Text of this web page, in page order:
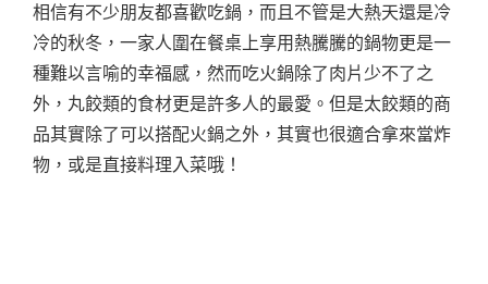
相信有不少朋友都喜歡吃鍋，而且不管是大熱天還是冷
冷的秋冬，一家人圍在餐桌上享用熱騰騰的鍋物更是一
種難以言喻的幸福感，然而吃火鍋除了肉片少不了之
外，丸餃類的食材更是許多人的最愛。但是太餃類的商
品其實除了可以搭配火鍋之外，其實也很適合拿來當炸
物，或是直接料理入菜哦！